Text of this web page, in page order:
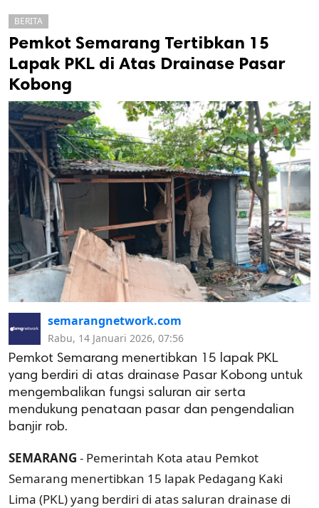
cipta.
BERITA
Pemkot Semarang Tertibkan 15
Lapak PKL di Atas Drainase Pasar
Kobong
semarangnetwork.com
Rabu, 14 Januari 2026, 07:56
Pemkot Semarang menertibkan 15 lapak PKL
yang berdiri di atas drainase Pasar Kobong untuk
mengembalikan fungsi saluran air serta
mendukung penataan pasar dan pengendalian
banjir rob.
SEMARANG - Pemerintah Kota atau Pemkot
Semarang menertibkan 15 lapak Pedagang Kaki
Lima (PKL) yang berdiri di atas saluran drainase di